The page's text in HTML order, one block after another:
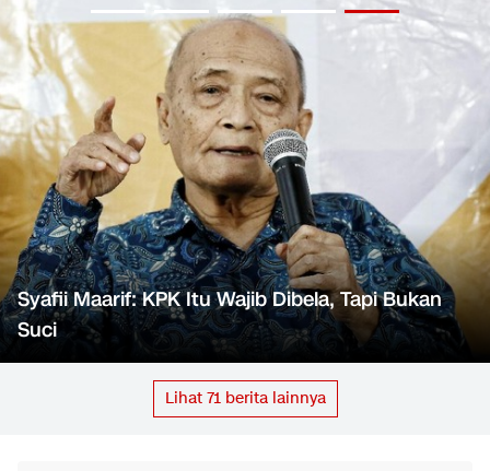
Syafii Maarif: KPK Itu Wajib Dibela, Tapi Bukan
Suci
Lihat 71berita lainnya